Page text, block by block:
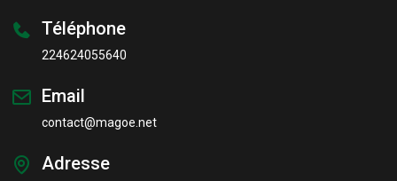
Téléphone
224624055640
Email
contact@magoe.net
Adresse